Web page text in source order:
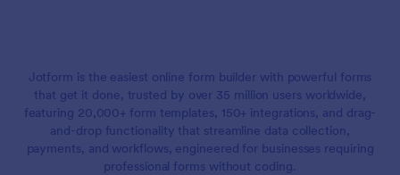
Jotform is the easiest online form builder with powerful forms
that get it done, trusted by over 35 million users worldwide,
featuring 20,000+ form templates, 150+ integrations, and drag-
and-drop functionality that streamline data collection,
payments, and workflows, engineered for businesses requiring
professional forms without coding.